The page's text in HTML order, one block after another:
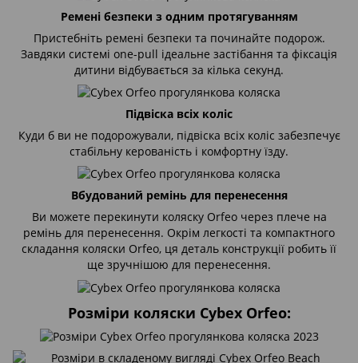
Ремені безпеки з одним протягуванням
Пристебніть ремені безпеки та починайте подорож.
Завдяки системі one-pull ідеальне застібання та фіксація
дитини відбувається за кілька секунд.
Підвіска всіх коліс
Куди б ви не подорожували, підвіска всіх коліс забезпечує
стабільну керованість і комфортну їзду.
Вбудований ремінь для перенесення
Ви можете перекинути коляску Orfeo через плече на
ремінь для перенесення. Окрім легкості та компактного
складання коляски Orfeo, ця деталь конструкції робить її
ще зручнішою для перенесення.
Розміри коляски Cybex Orfeo: